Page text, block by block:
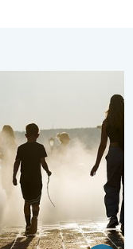
Ponad 40 stopni. . .